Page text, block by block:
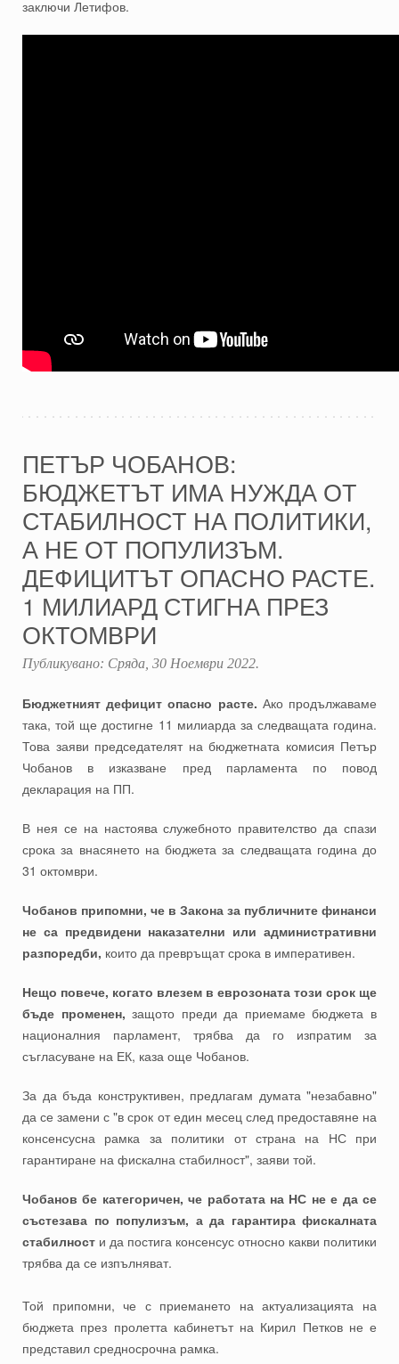
заключи Летифов.
ПЕТЪР ЧОБАНОВ:
БЮДЖЕТЪТ ИМА НУЖДА ОТ
СТАБИЛНОСТ НА ПОЛИТИКИ,
А НЕ ОТ ПОПУЛИЗЪМ.
ДЕФИЦИТЪТ ОПАСНО РАСТЕ.
1 МИЛИАРД СТИГНА ПРЕЗ
ОКТОМВРИ
Публикувано: Сряда, 30 Ноември 2022.
Бюджетният дефицит опасно расте. Ако продължаваме
така, той ще достигне 11 милиарда за следващата година.
Това заяви председателят на бюджетната комисия Петър
Чобанов в изказване пред парламента по повод
декларация на ПП.
В нея се на настоява служебното правителство да спази
срока за внасянето на бюджета за следващата година до
31 октомври.
Чобанов припомни, че в Закона за публичните финанси
не са предвидени наказателни или административни
разпоредби, които да превръщат срока в императивен.
Нещо повече, когато влезем в еврозоната този срок ще
бъде променен, защото преди да приемаме бюджета в
националния парламент, трябва да го изпратим за
съгласуване на ЕК, каза още Чобанов.
За да бъда конструктивен, предлагам думата "незабавно"
да се замени с "в срок от един месец след предоставяне на
консенсусна рамка за политики от страна на НС при
гарантиране на фискална стабилност", заяви той.
Чобанов бе категоричен, че работата на НС не е да се
състезава по популизъм, а да гарантира фискалната
стабилност и да постига консенсус относно какви политики
трябва да се изпълняват.
Той припомни, че с приемането на актуализацията на
бюджета през пролетта кабинетът на Кирил Петков не е
представил средносрочна рамка.